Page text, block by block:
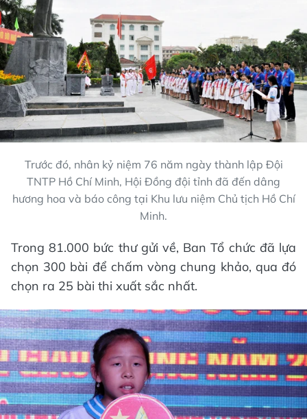
Trước đó, nhân kỷ niệm 76 năm ngày thành lập Đội
TNTP Hồ Chí Minh, Hội Đồng đội tỉnh đã đến dâng
hương hoa và báo công tại Khu lưu niệm Chủ tịch Hồ Chí
Minh.
Trong 81.000 bức thư gửi về, Ban Tổ chức đã lựa
chọn 300 bài để chấm vòng chung khảo, qua đó
chọn ra 25 bài thi xuất sắc nhất.